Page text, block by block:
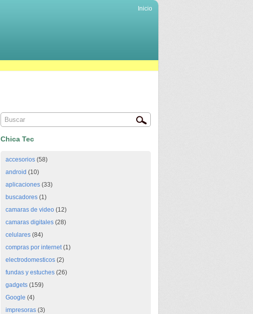
Inicio
Chica Tec
accesorios(58)
android (10)
aplicaciones(33)
buscadores(1)
camaras de video(12)
camaras digitales(28)
celulares(84)
compras por internet(1)
electrodomesticos(2)
fundas y estuches(26)
gadgets(159)
Google (4)
impresoras(3)